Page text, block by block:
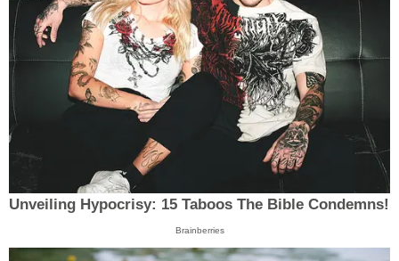
Unveiling Hypocrisy: 15 Taboos The Bible Condemns!
Brainberries